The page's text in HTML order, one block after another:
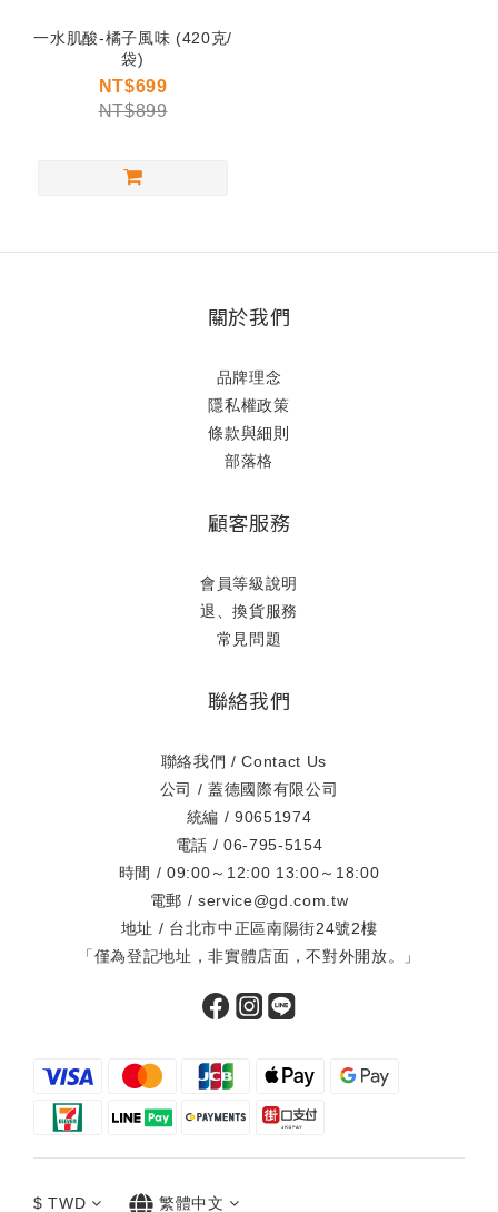
一水肌酸-橘子風味 (420克/
袋)
NT$699
NT$899
關於我們
品牌理念
隱私權政策
條款與細則
部落格
顧客服務
會員等級說明
退、換貨服務
常見問題
聯絡我們
聯絡我們 / Contact Us
公司 / 蓋德國際有限公司
統編 / 90651974
電話 / 06-795-5154
時間 / 09:00～12:00 13:00～18:00
電郵 / service@gd.com.tw
地址 / 台北市中正區南陽街24號2樓
「僅為登記地址，非實體店面，不對外開放。」
$ TWD 繁體中文